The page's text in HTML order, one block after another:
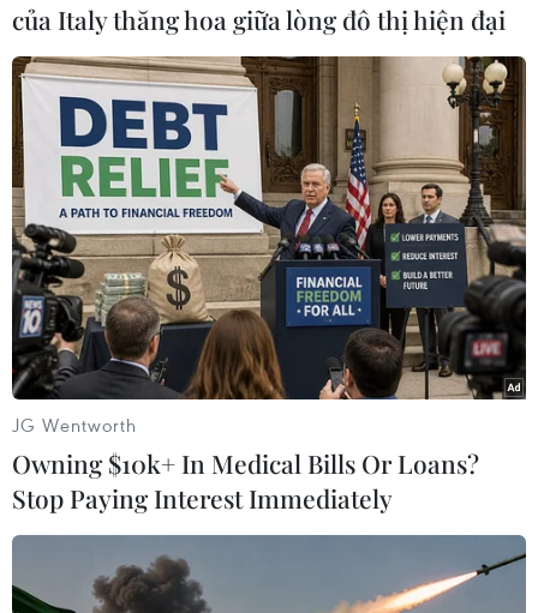
#không gian mạng #cơ chế bảo vệ
#tấn công mạng
#sức mạnh tính toán
#thiết kế an ninh nội sinh
Trung Quốc
Theo dõi VietnamPlus
TIN LIÊN QUAN
của Italy thăng hoa giữa lòng đô thị hiện đại
JG Wentworth
Owning $10k+ In Medical Bills Or Loans?
Stop Paying Interest Immediately